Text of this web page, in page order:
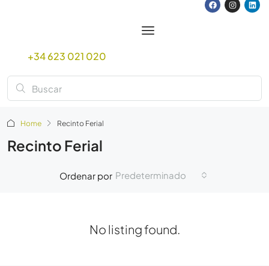
+34 623 021 020
Home Recinto Ferial
Recinto Ferial
Ordenar por Predeterminado
No listing found.